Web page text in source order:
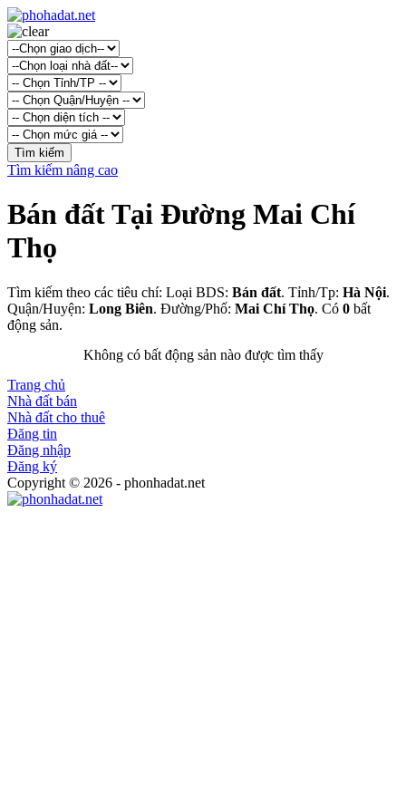
Tìm kiếm nâng cao
Bán đất Tại Đường Mai Chí
Thọ
Tìm kiếm theo các tiêu chí: Loại BDS: Bán đất. Tỉnh/Tp: Hà Nội.
Quận/Huyện: Long Biên. Đường/Phố: Mai Chí Thọ. Có 0 bất
động sản.
Không có bất động sản nào được tìm thấy
Trang chủ
Nhà đất bán
Nhà đất cho thuê
Đăng tin
Đăng nhập
Đăng ký
Copyright © 2026 - phonhadat.net